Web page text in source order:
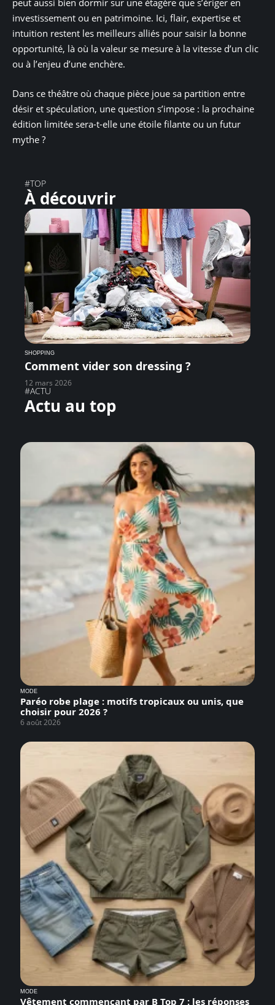
peut aussi bien dormir sur une étagère que s’ériger en
investissement ou en patrimoine. Ici, flair, expertise et
intuition restent les meilleurs alliés pour saisir la bonne
opportunité, là où la valeur se mesure à la vitesse d’un clic
ou à l’enjeu d’une enchère.
Dans ce théâtre où chaque pièce joue sa partition entre
désir et spéculation, une question s’impose : la prochaine
édition limitée sera-t-elle une étoile filante ou un futur
mythe ?
#TOP
À découvrir
SHOPPING
Comment vider son dressing ?
12 mars 2026
#ACTU
Actu au top
MODE
Paréo robe plage : motifs tropicaux ou unis, que
choisir pour 2026 ?
6 août 2026
MODE
Vêtement commençant par B Top 7 : les réponses